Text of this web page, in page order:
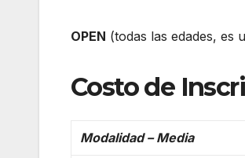
OPEN (todas las edades, es
Costo de
Modalidad – Media